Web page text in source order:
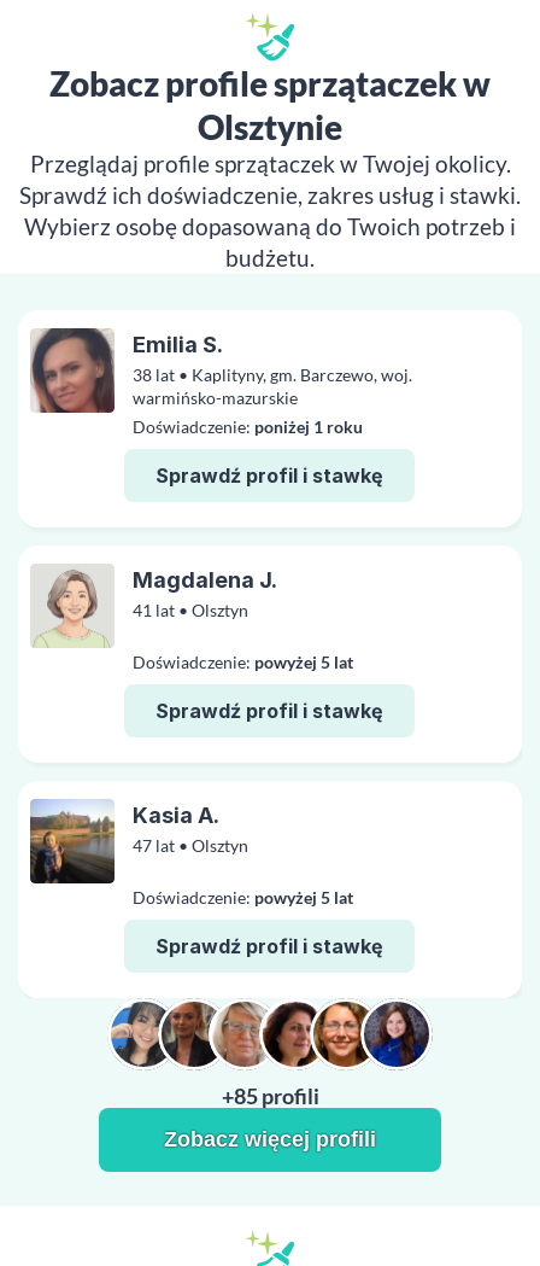
Zobacz profile sprzątaczek w
Olsztynie
Przeglądaj profile sprzątaczek w Twojej okolicy.
Sprawdź ich doświadczenie, zakres usług i stawki.
Wybierz osobę dopasowaną do Twoich potrzeb i
budżetu.
38 lat • Kaplityny, gm. Barczewo, woj.
warmińsko-mazurskie
Doświadczenie: poniżej 1 roku
Sprawdź profil i stawkę
Emilia S.
41 lat • Olsztyn
Doświadczenie: powyżej 5 lat
Sprawdź profil i stawkę
Magdalena J.
47 lat • Olsztyn
Doświadczenie: powyżej 5 lat
Sprawdź profil i stawkę
Kasia A.
+85 profili
Zobacz więcej profili